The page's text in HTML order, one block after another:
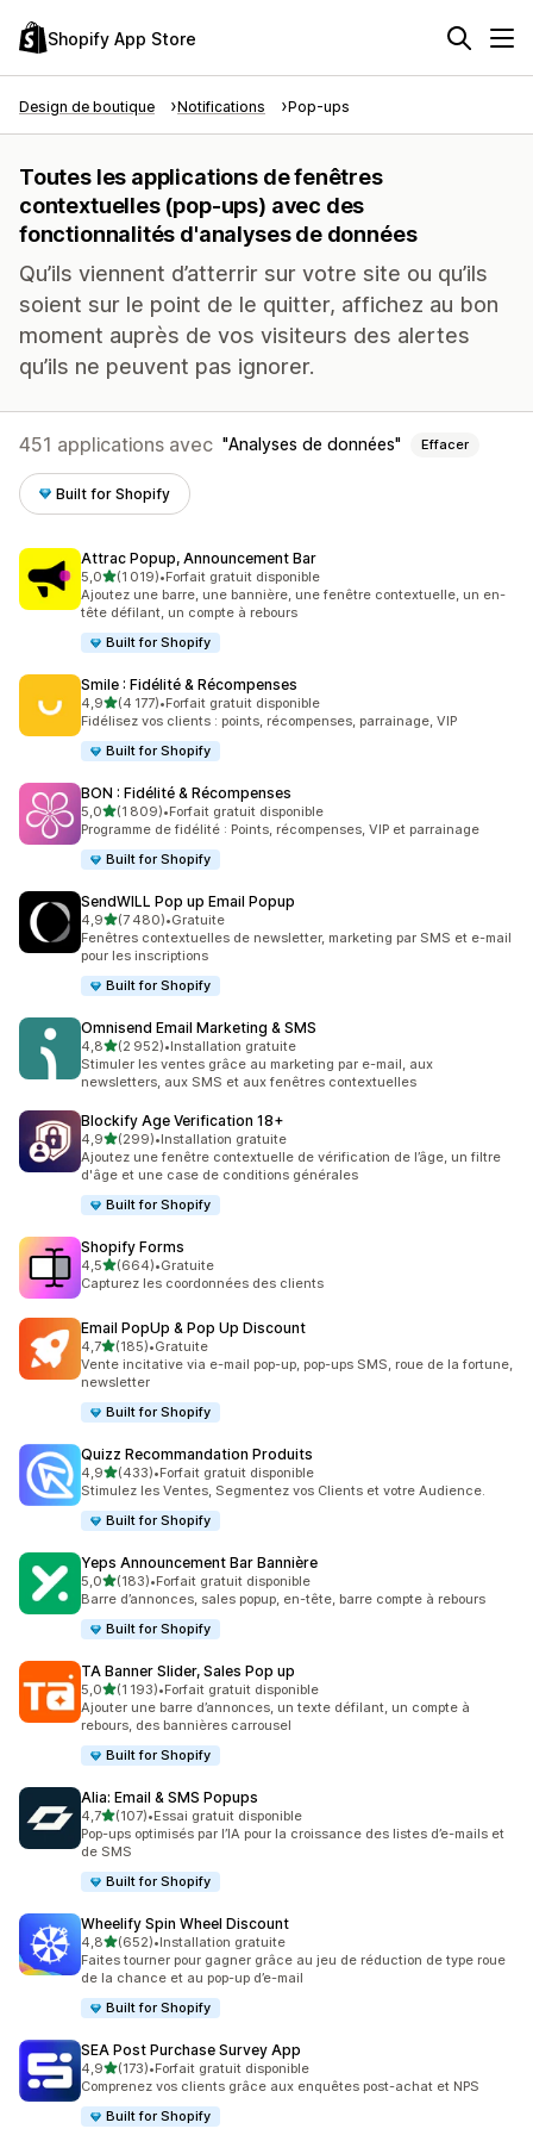
Shopify App Store
Design de boutique Notifications Pop-ups
Toutes les applications de fenêtres
contextuelles (pop-ups) avec des
fonctionnalités d'analyses de données
Qu’ils viennent d’atterrir sur votre site ou qu’ils
soient sur le point de le quitter, affichez au bon
moment auprès de vos visiteurs des alertes
qu’ils ne peuvent pas ignorer.
451 applications avec Analyses de données Effacer
Built for Shopify
Attrac Popup, Announcement Bar
5,0étoile(s) sur 5
(1 019)
1019 avis au total
•Forfait gratuit disponible
Ajoutez une barre, une bannière, une fenêtre contextuelle, un en-
tête défilant, un compte à rebours
Built for Shopify
Smile : Fidélité & Récompenses
4,9étoile(s) sur 5
(4 177)
4177 avis au total
•Forfait gratuit disponible
Fidélisez vos clients : points, récompenses, parrainage, VIP
Built for Shopify
BON : Fidélité & Récompenses
5,0étoile(s) sur 5
(1 809)
1809 avis au total
•Forfait gratuit disponible
Programme de fidélité : Points, récompenses, VIP et parrainage
Built for Shopify
SendWILL Pop up Email Popup
4,9étoile(s) sur 5
(7 480)
7480 avis au total
•Gratuite
Fenêtres contextuelles de newsletter, marketing par SMS et e-mail
pour les inscriptions
Built for Shopify
Omnisend Email Marketing & SMS
4,8étoile(s) sur 5
(2 952)
2952 avis au total
•Installation gratuite
Stimuler les ventes grâce au marketing par e-mail, aux
newsletters, aux SMS et aux fenêtres contextuelles
Blockify Age Verification 18+
4,9étoile(s) sur 5
(299)
299 avis au total
•Installation gratuite
Ajoutez une fenêtre contextuelle de vérification de l’âge, un filtre
d'âge et une case de conditions générales
Built for Shopify
Shopify Forms
4,5étoile(s) sur 5
(664)
664 avis au total
•Gratuite
Capturez les coordonnées des clients
Email PopUp & Pop Up Discount
4,7étoile(s) sur 5
(185)
185 avis au total
•Gratuite
Vente incitative via e-mail pop-up, pop-ups SMS, roue de la fortune,
newsletter
Built for Shopify
Quizz Recommandation Produits
4,9étoile(s) sur 5
(433)
433 avis au total
•Forfait gratuit disponible
Stimulez les Ventes, Segmentez vos Clients et votre Audience.
Built for Shopify
Yeps Announcement Bar Bannière
5,0étoile(s) sur 5
(183)
183 avis au total
•Forfait gratuit disponible
Barre d’annonces, sales popup, en-tête, barre compte à rebours
Built for Shopify
TA Banner Slider, Sales Pop up
5,0étoile(s) sur 5
(1 193)
1193 avis au total
•Forfait gratuit disponible
Ajouter une barre d’annonces, un texte défilant, un compte à
rebours, des bannières carrousel
Built for Shopify
Alia: Email & SMS Popups
4,7étoile(s) sur 5
(107)
107 avis au total
•Essai gratuit disponible
Pop-ups optimisés par l’IA pour la croissance des listes d’e-mails et
de SMS
Built for Shopify
Wheelify Spin Wheel Discount
4,8étoile(s) sur 5
(652)
652 avis au total
•Installation gratuite
Faites tourner pour gagner grâce au jeu de réduction de type roue
de la chance et au pop-up d’e-mail
Built for Shopify
SEA Post Purchase Survey App
4,9étoile(s) sur 5
(173)
173 avis au total
•Forfait gratuit disponible
Comprenez vos clients grâce aux enquêtes post-achat et NPS
Built for Shopify